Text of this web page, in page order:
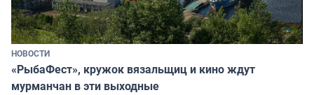
НОВОСТИ
«РыбаФест», кружок вязальщиц и кино ждут
мурманчан в эти выходные